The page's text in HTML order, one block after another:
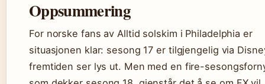
Oppsummering
For norske fans av Alltid solskim i Philadelphia er
situasjonen klar: sesong 17 er tilgjengelig via
fremtiden ser lys ut. Men med en fire-